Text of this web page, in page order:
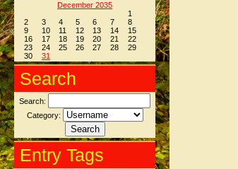
December 2035
1
2
3 4 5 6 7
8
9
10 11 12 13 14
15
16
17 18 19 20 21
22
23
24 25 26 27 28
29
30
31
Search
Search:
Category:
Entry Tags